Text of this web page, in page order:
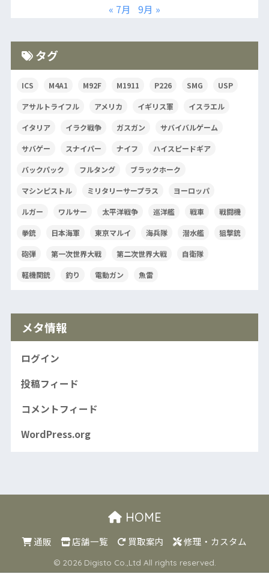
« 7月
9月 »
タグ
ICS M4A1 M92F M1911 P226 SMG USP
アサルトライフル アメリカ イギリス軍 イスラエル
イタリア イラク戦争 ガスガン サバイバルゲーム
サバゲー スナイパー ナイフ ハイスピードギア
バックパック フルタング ブラックホーク
マシンピストル ミリタリーサープラス ヨーロッパ
ルガー ワルサー 太平洋戦争 巡洋艦 戦車 戦闘機
拳銃 日本海軍 東京マルイ 海兵隊 潜水艦 狙撃銃
砲弾 第一次世界大戦 第二次世界大戦 自衛隊
軽機関銃 釣り 電動ガン 魚雷
メタ情報
ログイン
投稿フィード
コメントフィード
WordPress.org
HOME
通販 店舗一覧 買取案内 修理・カスタム
© 2026 Digisto Co.,Ltd All rights reserved.